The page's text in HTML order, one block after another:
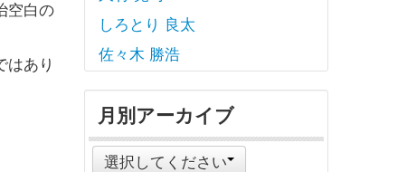
空白の
はあり
しろとり 良太
佐々木 勝浩
月別アーカイブ
選択してください